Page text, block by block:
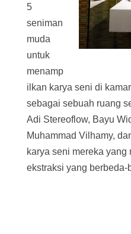
5
seniman
muda
untuk
menamp
ilkan karya seni di
sebagai sebuah ruang
Adi Stereoflow, Bayu
Muhammad Vilhamy,
karya seni mereka
ekstraksi yang berbeda-